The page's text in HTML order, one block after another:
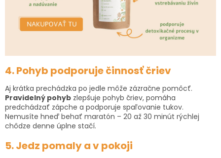
4. Pohyb podporuje činnosť čriev
Aj krátka prechádzka po jedle môže zázračne pomôcť.
Pravidelný pohyb zlepšuje pohyb čriev, pomáha
predchádzať zápche a podporuje spaľovanie tukov.
Nemusíte hneď behať maratón – 20 až 30 minút rýchlej
chôdze denne úplne stačí.
5. Jedz pomaly a v pokoji